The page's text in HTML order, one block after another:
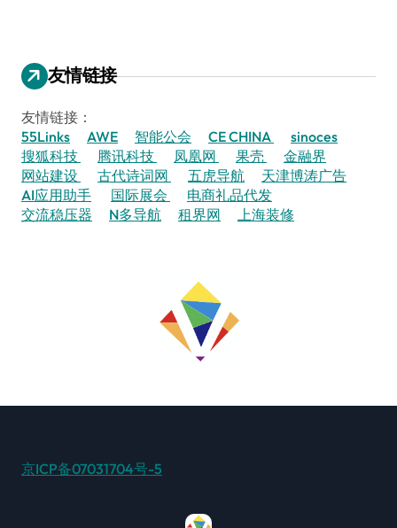
友情链接
友情链接：
55Links
AWE 智能公会 CE CHINA
sinoces
搜狐科技
腾讯科技 凤凰网 果壳
金融界
网站建设
古代诗词网 五虎导航
天津博涛广告
AI应用助手
国际展会
电商礼品代发
交流稳压器
N多导航 租界网 上海装修
京ICP备07031704号-5